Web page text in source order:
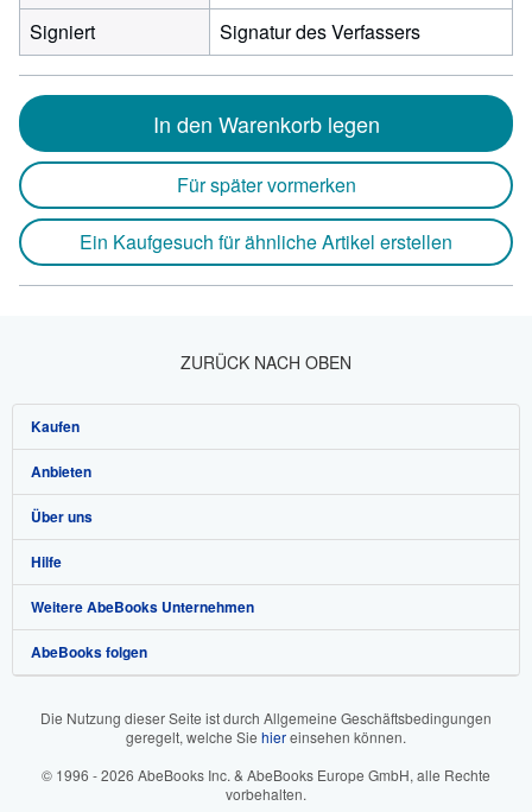
Signiert Signatur des Verfassers
In den Warenkorb legen
Für später vormerken
Ein Kaufgesuch für ähnliche Artikel erstellen
ZURÜCK NACH OBEN
Kaufen
Detailsuche
Sammlungen
Nutzerkonto
Meine Bestellungen
Warenkorb
Anbieten
Verkäufer werden
Partnerprogramm
Empfehlen Sie einen Verkäufer
Über uns
Über uns / Impressum
Presse
Karriere
Cookie-Einstellungen
Cookie-Hinweis
Hilfe
Hilfebereich
Kundenservice
Weitere AbeBooks Unternehmen
AbeBooks.com
AbeBooks.it
AbeBooks folgen
Die Nutzung dieser Seite ist durch Allgemeine Geschäftsbedingungen
geregelt, welche Sie hiereinsehen können.
© 1996 - 2026 AbeBooks Inc. & AbeBooks Europe GmbH, alle Rechte
vorbehalten.